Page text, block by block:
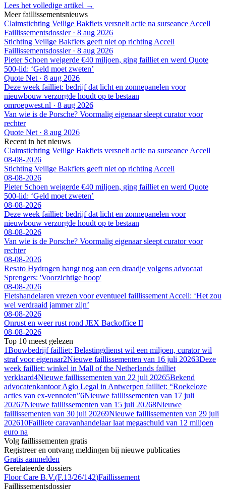
Lees het volledige artikel →
Meer faillissementsnieuws
Claimstichting Veilige Bakfiets versnelt actie na surseance Accell
Faillissementsdossier· 8 aug 2026
Stichting Veilige Bakfiets geeft niet op richting Accell
Faillissementsdossier· 8 aug 2026
Pieter Schoen weigerde €40 miljoen, ging failliet en werd Quote
500-lid: ‘Geld moet zweten’
Quote Net · 8 aug 2026
Deze week failliet: bedrijf dat licht en zonnepanelen voor
nieuwbouw verzorgde houdt op te bestaan
omroepwest.nl · 8 aug 2026
Van wie is de Porsche? Voormalig eigenaar sleept curator voor
rechter
Quote Net · 8 aug 2026
Recent in het nieuws
Claimstichting Veilige Bakfiets versnelt actie na surseance Accell
08-08-2026
Stichting Veilige Bakfiets geeft niet op richting Accell
08-08-2026
Pieter Schoen weigerde €40 miljoen, ging failliet en werd Quote
500-lid: ‘Geld moet zweten’
08-08-2026
Deze week failliet: bedrijf dat licht en zonnepanelen voor
nieuwbouw verzorgde houdt op te bestaan
08-08-2026
Van wie is de Porsche? Voormalig eigenaar sleept curator voor
rechter
08-08-2026
Resato Hydrogen hangt nog aan een draadje volgens advocaat
Sprengers: 'Voorzichtige hoop'
08-08-2026
Fietshandelaren vrezen voor eventueel faillissement Accell: ‘Het zou
wel verdraaid jammer zijn’
08-08-2026
Onrust en weer rust rond JEX Backoffice II
08-08-2026
Top 10 meest gelezen
1Bouwbedrijf failliet: Belastingdienst wil een miljoen, curator wil
straf voor eigenaar2Nieuwe faillissementen van 16 juli 20263Deze
week failliet: winkel in Mall of the Netherlands failliet
verklaard4Nieuwe faillissementen van 22 juli 20265Bekend
advocatenkantoor Agio Legal in Antwerpen failliet: “Roekeloze
acties van ex-vennoten”6Nieuwe faillissementen van 17 juli
20267Nieuwe faillissementen van 15 juli 20268Nieuwe
faillissementen van 30 juli 20269Nieuwe faillissementen van 29 juli
202610Failliete caravanhan­de­laar laat megaschuld van 12 miljoen
euro na
Volg faillissementen gratis
Registreer en ontvang meldingen bij nieuwe publicaties
Gratis aanmelden
Gerelateerde dossiers
Floor Care B.V.(F.13/26/142)Faillissement
Faillissementsdossier